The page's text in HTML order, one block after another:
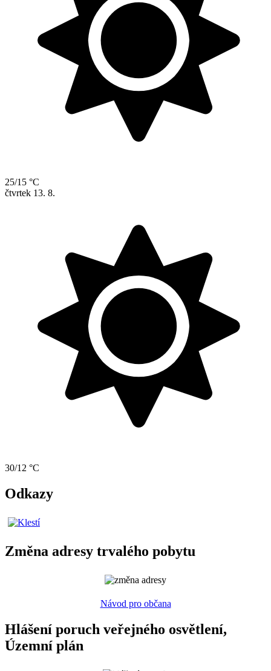
25/15 °C
čtvrtek 13. 8.
30/12 °C
Odkazy
Změna adresy trvalého pobytu
Návod pro občana
Hlášení poruch veřejného osvětlení,
Územní plán